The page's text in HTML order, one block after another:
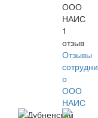
ООО
НАИС
1
отзыв
Отзывы
о
ООО
НАИС